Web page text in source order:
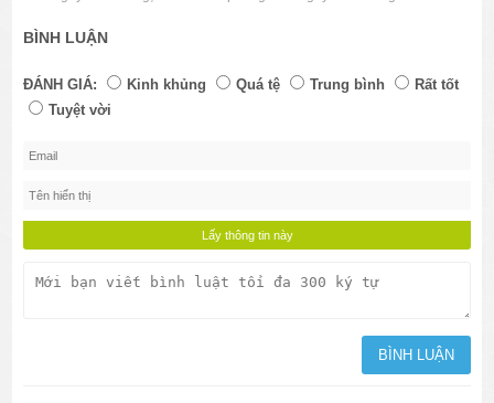
BÌNH LUẬN
ĐÁNH GIÁ: Kinh khủng Quá tệ Trung bình
Rất tốt
Tuyệt vời